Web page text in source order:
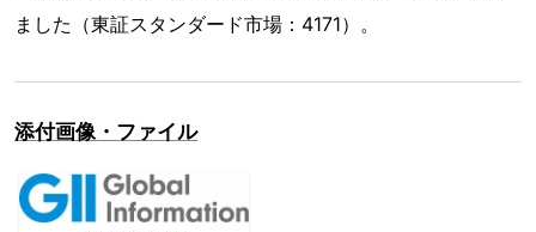
ました（東証スタンダード市場：4171）。
添付画像・ファイル